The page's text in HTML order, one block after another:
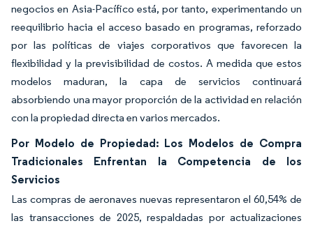
negocios en Asia-Pacífico está, por tanto, experimentando un
reequilibrio hacia el acceso basado en programas, reforzado
por las políticas de viajes corporativos que favorecen la
flexibilidad y la previsibilidad de costos. A medida que estos
modelos maduran, la capa de servicios continuará
absorbiendo una mayor proporción de la actividad en relación
con la propiedad directa en varios mercados.
Por Modelo de Propiedad: Los Modelos de Compra
Tradicionales Enfrentan la Competencia de los
Servicios
Las compras de aeronaves nuevas representaron el 60,54% de
las transacciones de 2025, respaldadas por actualizaciones